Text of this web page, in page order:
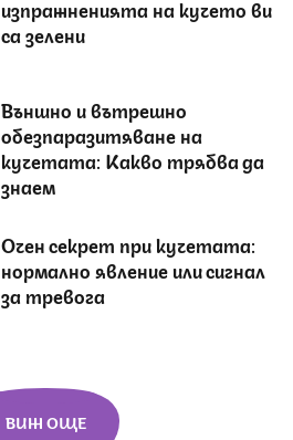
изпражненията на кучето ви
са зелени
Външно и вътрешно
обезпаразитяване на
кучетата: Какво трябва да
знаем
Очен секрет при кучетата:
нормално явление или сигнал
за тревога
ВИЖ ОЩЕ